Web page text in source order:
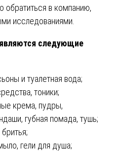
обратиться в компанию,
исследованиями.
следующие
и туалетная вода;
тоники;
крема, пудры,
губная помада, тушь;
гели для душа;